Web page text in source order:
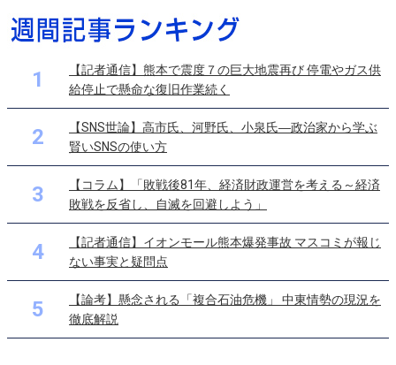
1
【記者通信】熊本で震度７の巨大地震再び 停電やガス供
給停止で懸命な復旧作業続く
2
【SNS世論】高市氏、河野氏、小泉氏―政治家から学ぶ
賢いSNSの使い方
3
【コラム】「敗戦後81年、経済財政運営を考える～経済
敗戦を反省し、自滅を回避しよう」
4
【記者通信】イオンモール熊本爆発事故 マスコミが報じ
ない事実と疑問点
5
【論考】懸念される「複合石油危機」 中東情勢の現況を
徹底解説